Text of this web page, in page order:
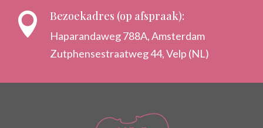
 Bezoekadres (op afspraak):
Haparandaweg 788A, Amsterdam
Zutphensestraatweg 44, Velp (NL)